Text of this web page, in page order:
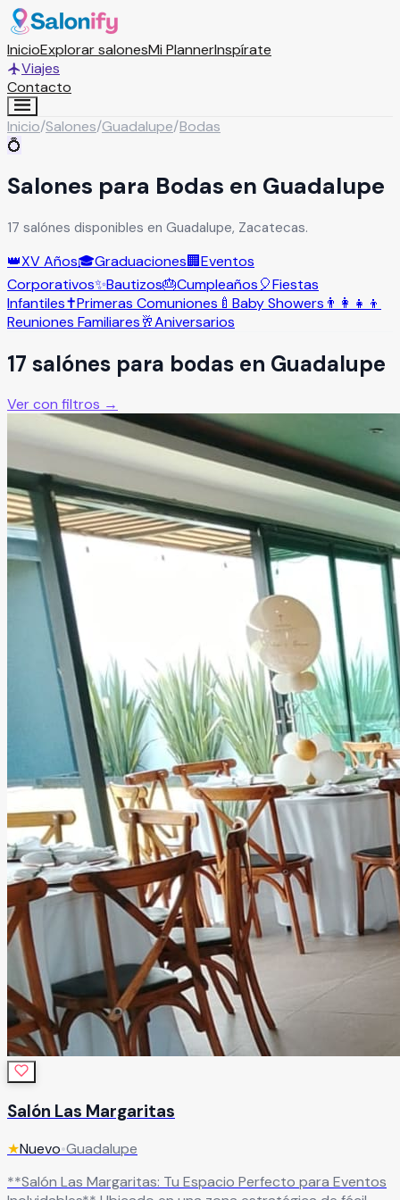
InicioExplorar salonesMi PlannerInspírate
Viajes
Contacto
Inicio/Salones/Guadalupe/Bodas
💍
Salones para Bodas en Guadalupe
17 salónes disponibles en Guadalupe, Zacatecas.
👑XV Años🎓Graduaciones🏢Eventos
Corporativos✨Bautizos🎂Cumpleaños🎈Fiestas
Infantiles✝️Primeras Comuniones 🍼 Baby Showers 👨‍👩‍👧‍👦
Reuniones Familiares🥂Aniversarios
17 salónes para bodas en Guadalupe
Ver con filtros →
Salón Las Margaritas
★Nuevo•Guadalupe
**Salón Las Margaritas: Tu Espacio Perfecto para Eventos